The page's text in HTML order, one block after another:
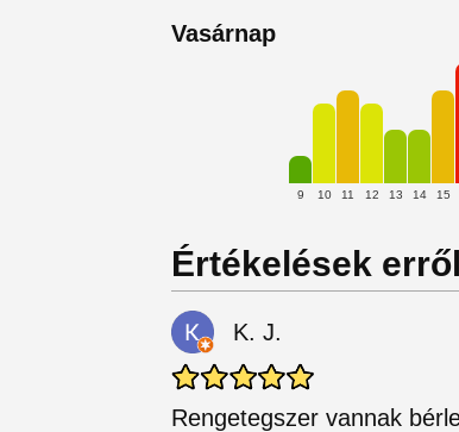
Vasárnap
9 10 11 12 13 14 15
Értékelések
K. J.
Rengetegszer vannak